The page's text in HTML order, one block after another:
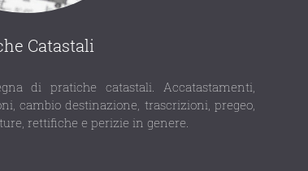
Catastali
di pratiche catastali. Accatastamenti,
cambio destinazione, trascrizioni, pregeo,
rettifiche e perizie in genere.